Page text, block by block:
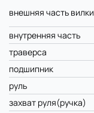
внешняя часть вилки
внутренняя часть
траверса
подшипник
руль
захват руля(ручка)